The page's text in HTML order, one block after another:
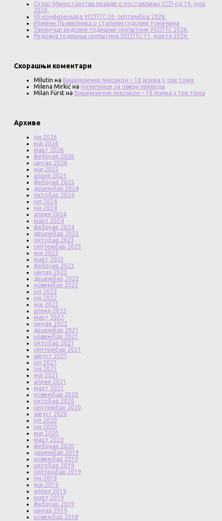
Оглас Министарства правде о постављењу ССП од 19. јуна
2026.
VII конференција УССПТС 26. септембра 2026.
Измене Правилника о сталним судским тумачима
Закључци редовне годишње скупштине УССПТС 2026.
Редовна годишња скупштина УССПТС 11. марта 2026.
Скорашњи коментари
MIlutin на Вишејезични лексикон – 18 језика у три тома
Milena Mirkić на Налепнице за оверу превода
Milan Fürst на Вишејезични лексикон – 18 језика у три тома
Архиве
јун 2026
мај 2026
март 2026
фебруар 2026
јануар 2026
мај 2025
април 2025
фебруар 2025
децембар 2024
октобар 2024
јул 2024
јун 2024
април 2024
март 2024
фебруар 2024
децембар 2023
октобар 2023
септембар 2023
мај 2023
март 2023
фебруар 2023
јануар 2023
децембар 2022
новембар 2022
јул 2022
јун 2022
мај 2022
април 2022
март 2022
јануар 2022
децембар 2021
новембар 2021
октобар 2021
септембар 2021
август 2021
јул 2021
јун 2021
мај 2021
април 2021
март 2021
новембар 2020
октобар 2020
септембар 2020
август 2020
јул 2020
јун 2020
мај 2020
март 2020
фебруар 2020
децембар 2019
новембар 2019
октобар 2019
септембар 2019
јун 2019
мај 2019
април 2019
март 2019
фебруар 2019
јануар 2019
новембар 2018